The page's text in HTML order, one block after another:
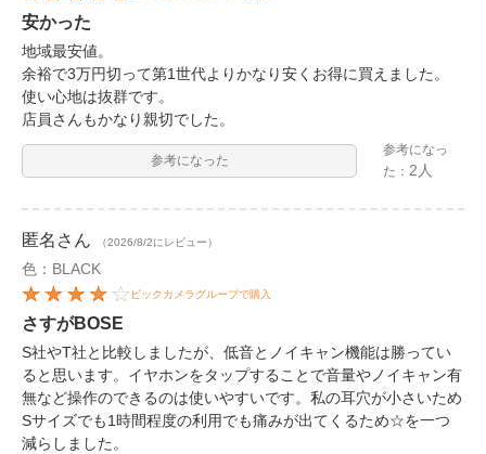
安かった
地域最安値。
余裕で3万円切って第1世代よりかなり安くお得に買えました。
使い心地は抜群です。
店員さんもかなり親切でした。
参考になった
参考になっ
た： 2人
匿名 さん （2026/8/2にレビュー）
色：BLACK
ビックカメラグループで購入
さすがBOSE
S社やT社と比較しましたが、低音とノイキャン機能は勝ってい
ると思います。イヤホンをタップすることで音量やノイキャン有
無など操作のできるのは使いやすいです。私の耳穴が小さいため
Sサイズでも1時間程度の利用でも痛みが出てくるため☆を一つ
減らしました。